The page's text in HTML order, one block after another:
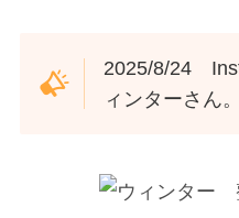
2025/8/24
ィンターさん。